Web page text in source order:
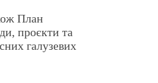
План
проєкти та
галузевих